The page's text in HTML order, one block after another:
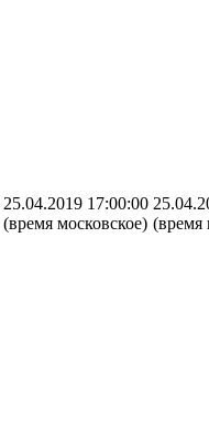
25.04.2019 17:00:00
(время московское) (время